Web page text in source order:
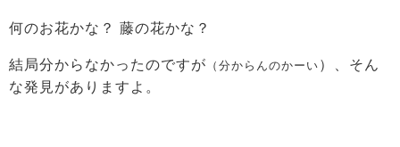
何のお花かな？ 藤の花かな？
結局分からなかったのですが （分からんのかーい ）、そん
な発見がありますよ。